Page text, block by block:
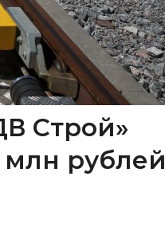
Строй»
млн рублей